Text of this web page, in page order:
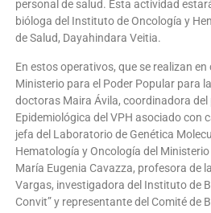
personal de salud. Esta actividad
bióloga del Instituto de Oncología y
de Salud, Dayahindara Veitia.
En estos operativos, que se realizan
Ministerio para el Poder Popular para
doctoras Maira Ávila, coordinadora del
Epidemiológica del VPH asociado con
jefa del Laboratorio de Genética
Hematología y Oncología del
María Eugenia Cavazza, profesora de
Vargas, investigadora del Instituto de
Convit” y representante del Comité de